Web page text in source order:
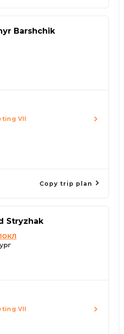
Barshchik
VII
Copy trip plan
Stryzhak
VII